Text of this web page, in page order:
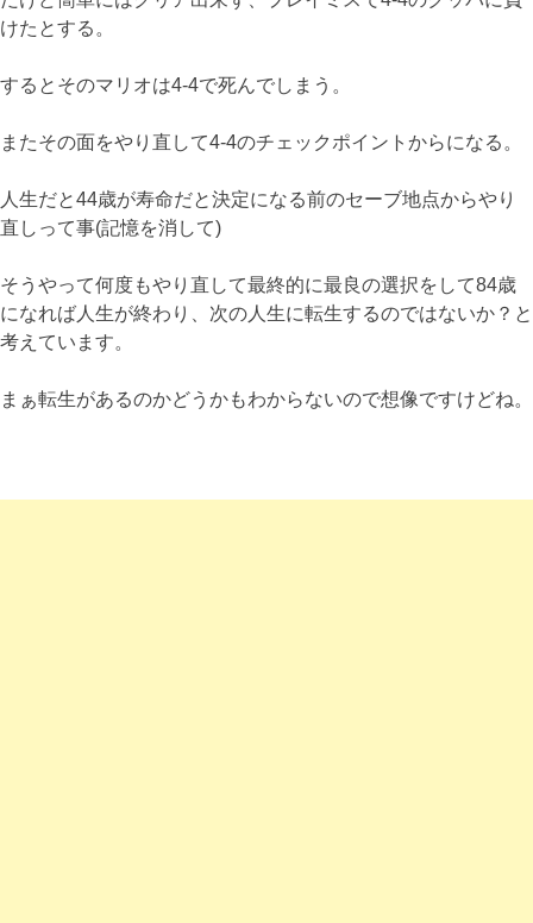
けたとする。
するとそのマリオは4-4で死んでしまう。
またその面をやり直して4-4のチェックポイントからになる。
人生だと44歳が寿命だと決定になる前のセーブ地点からやり
直しって事(記憶を消して)
そうやって何度もやり直して最終的に最良の選択をして84歳
になれば人生が終わり、次の人生に転生するのではないか？と
考えています。
まぁ転生があるのかどうかもわからないので想像ですけどね。